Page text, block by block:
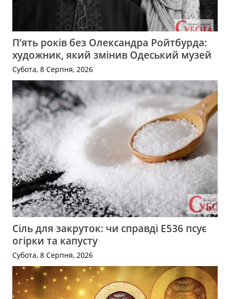
П’ять років без Олександра Ройтбурда:
художник, який змінив Одеський музей
Субота, 8 Серпня, 2026
Сіль для закруток: чи справді Е536 псує
огірки та капусту
Субота, 8 Серпня, 2026